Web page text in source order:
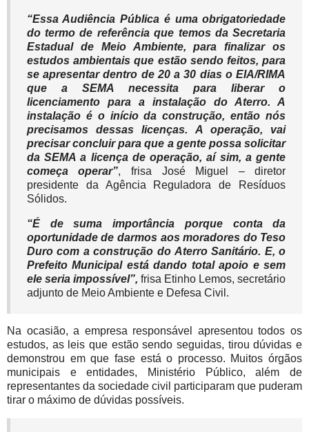
“Essa Audiência Pública é uma obrigatoriedade
do termo de referência que temos da Secretaria
Estadual de Meio Ambiente, para finalizar os
estudos ambientais que estão sendo feitos, para
se apresentar dentro de 20 a 30 dias o EIA/RIMA
que a SEMA necessita para liberar o
licenciamento para a instalação do Aterro. A
instalação é o início da construção, então nós
precisamos dessas licenças. A operação, vai
precisar concluir para que a gente possa solicitar
da SEMA a licença de operação, aí sim, a gente
começa operar”, frisa José Miguel – diretor
presidente da Agência Reguladora de Resíduos
Sólidos.
“É de suma importância porque conta da
oportunidade de darmos aos moradores do Teso
Duro com a construção do Aterro Sanitário. E, o
Prefeito Municipal está dando total apoio e sem
ele seria impossível”, frisa Etinho Lemos, secretário
adjunto de Meio Ambiente e Defesa Civil.
Na ocasião, a empresa responsável apresentou todos os
estudos, as leis que estão sendo seguidas, tirou dúvidas e
demonstrou em que fase está o processo. Muitos órgãos
municipais e entidades, Ministério Público, além de
representantes da sociedade civil participaram que puderam
tirar o máximo de dúvidas possíveis.